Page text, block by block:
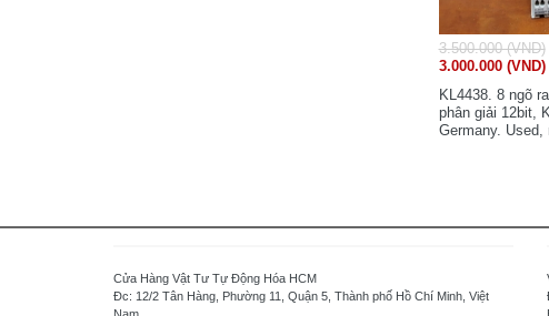
Buffalo - Japan
Yaskawa - Japan
3.500.000 (VND)
3.000.000 (VND)
KL4438. 8 ngõ
phân giải 12bit,
Germany. Used,
Cửa Hàng Vật Tư Tự Động Hóa HCM
Đc: 12/2 Tân Hàng, Phường 11, Quận 5, Thành phố Hồ Chí Minh, Việt